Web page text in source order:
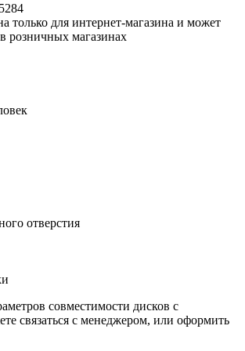
только для интернет-магазина и может
розничных магазинах
отверстия
совместимости дисков с
связаться с менеджером, или оформить